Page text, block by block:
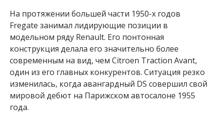
На протяжении большей части 1950-х годов
Fregate занимал лидирующие позиции в
модельном ряду Renault. Его понтонная
конструкция делала его значительно более
современным на вид, чем Citroen Traction Avant,
один из его главных конкурентов. Ситуация резко
изменилась, когда авангардный DS совершил свой
мировой дебют на Парижском автосалоне 1955
года.